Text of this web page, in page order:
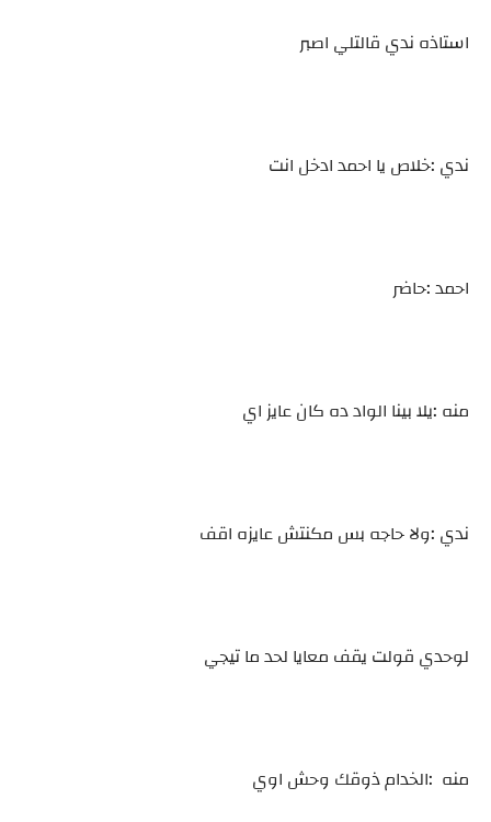
استاذه ندي قالتلي اصبر
ندي :خلاص يا احمد ادخل انت
احمد :حاضر
منه :يلا بينا الواد ده كان عايز اي
ندي :ولا حاجه بس مكنتش عايزه اقف
لوحدي قولت يقف معايا لحد ما تيجي
منه :الخدام ذوقك وحش اوي